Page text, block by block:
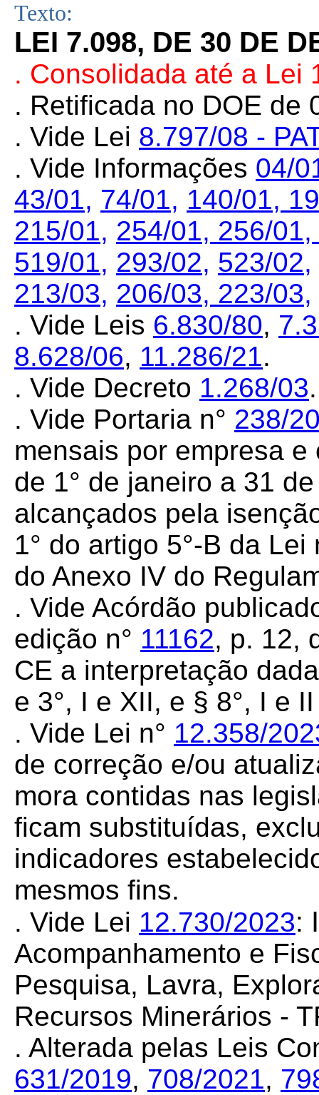
Texto:
LEI 7.098, DE 30 DE
. Consolidada até a Lei
. Retificada no DOE de
. Vide Lei 8.797/08 -
. Vide Informações 04/
43/01, 74/01, 140/01,
215/01, 254/01, 256/01,
519/01, 293/02, 523/02,
213/03, 206/03, 223/03,
. Vide Leis 6.830/80,
8.628/06, 11.286/21.
. Vide Decreto 1.268/03.
. Vide Portaria n° 238/
mensais por empresa
de 1° de janeiro a 31
alcançados pela
1° do artigo 5°-B da Lei
do Anexo IV do
. Vide Acórdão
edição n° 11162, p. 12,
CE a interpretação
e 3°, I e XII, e § 8°, I e
. Vide Lei n° 12.358/
de correção e/ou
mora contidas nas
ficam substituídas,
indicadores
mesmos fins.
. Vide Lei 12.730/2023: I
Acompanhamento e
Pesquisa, Lavra,
Recursos Minerários -
. Alterada pelas Leis
631/2019, 708/2021,